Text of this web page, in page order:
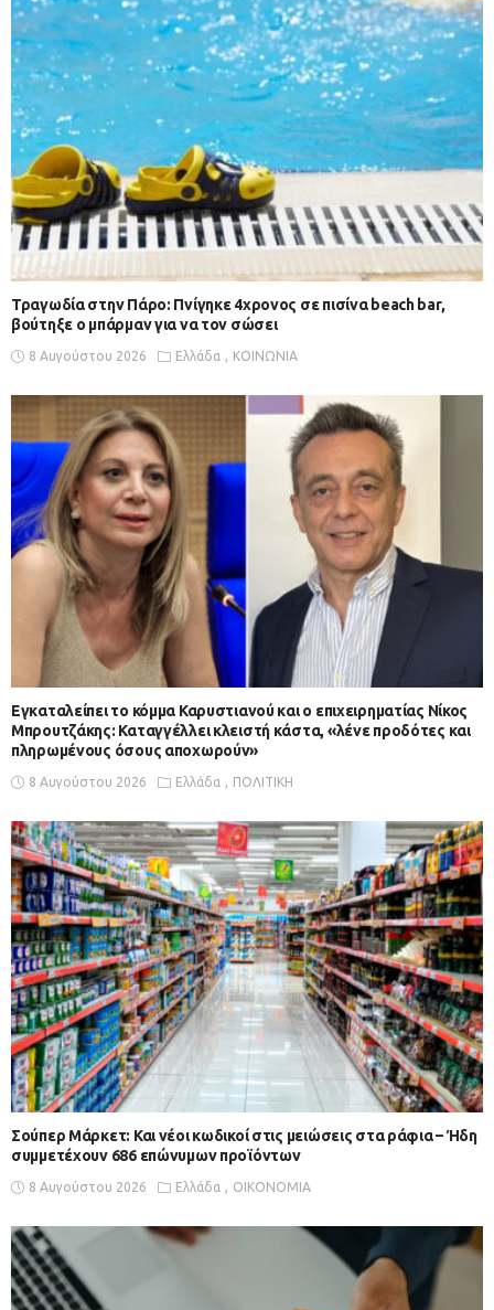
Τραγωδία στην Πάρο: Πνίγηκε 4χρονος σε πισίνα beach bar,
βούτηξε ο μπάρμαν για να τον σώσει
8 Αυγούστου 2026 Ελλάδα ΚΟΙΝΩΝΙΑ
Εγκαταλείπει το κόμμα Καρυστιανού και ο επιχειρηματίας Νίκος
Μπρουτζάκης: Καταγγέλλει κλειστή κάστα, «λένε προδότες και
πληρωμένους όσους αποχωρούν»
8 Αυγούστου 2026 Ελλάδα ΠΟΛΙΤΙΚΗ
Σούπερ Μάρκετ: Και νέοι κωδικοί στις μειώσεις στα ράφια – Ήδη
συμμετέχουν 686 επώνυμων προϊόντων
8 Αυγούστου 2026 Ελλάδα ΟΙΚΟΝΟΜΙΑ